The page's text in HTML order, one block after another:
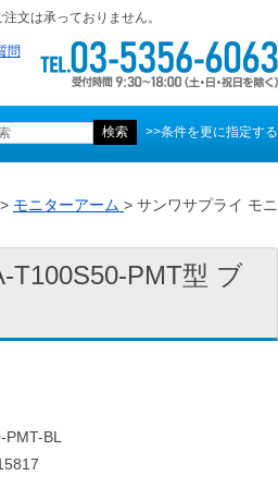
文は承っておりません。
問
>>条件を更に指定する
> モニターアーム > サンワサプライ モニ
PMT型 ブ
BL